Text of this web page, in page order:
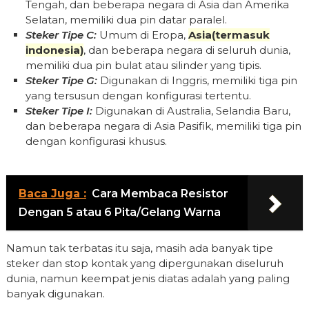
Tengah, dan beberapa negara di Asia dan Amerika
Selatan, memiliki dua pin datar paralel.
Steker Tipe C: Umum di Eropa,Asia(termasuk
indonesia), dan beberapa negara di seluruh dunia,
memiliki dua pin bulat atau silinder yang tipis.
Steker Tipe G: Digunakan di Inggris, memiliki tiga pin
yang tersusun dengan konfigurasi tertentu.
Steker Tipe I: Digunakan di Australia, Selandia Baru,
dan beberapa negara di Asia Pasifik, memiliki tiga pin
dengan konfigurasi khusus.
Baca Juga : Cara Membaca Resistor
Dengan 5 atau 6 Pita/Gelang Warna
Namun tak terbatas itu saja, masih ada banyak tipe
steker dan stop kontak yang dipergunakan diseluruh
dunia, namun keempat jenis diatas adalah yang paling
banyak digunakan.